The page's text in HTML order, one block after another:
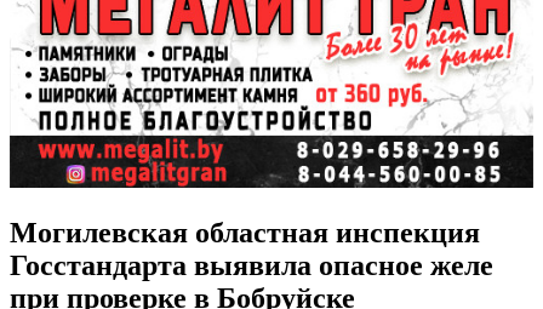
Могилевская областная инспекция
Госстандарта выявила опасное желе
при проверке в Бобруйске